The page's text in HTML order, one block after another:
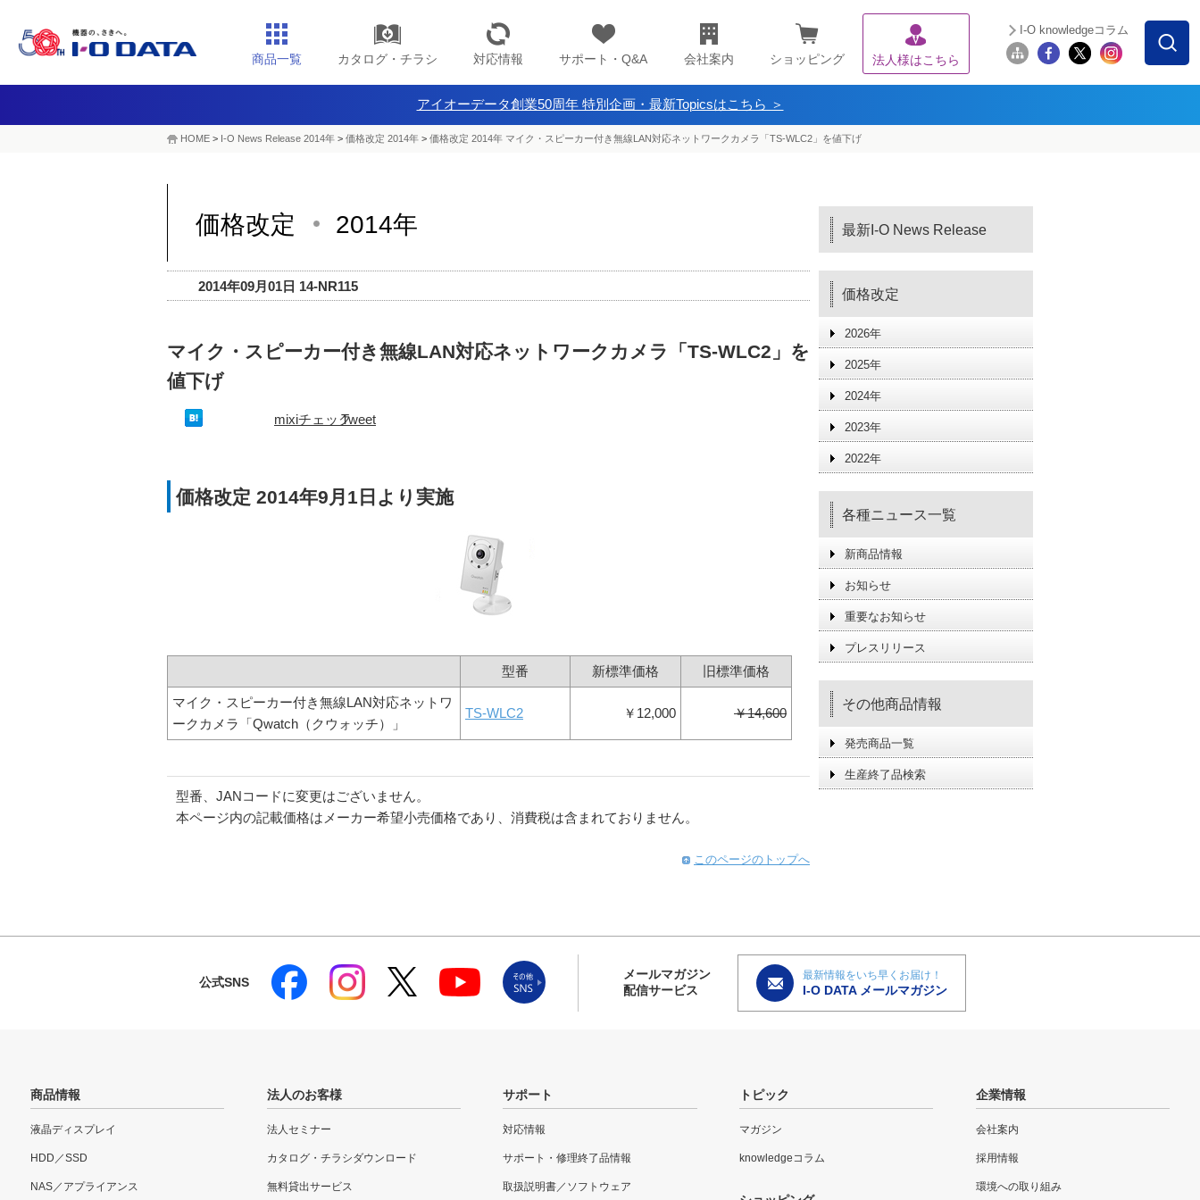
商品一覧 カタログ・チラシ 対応情報 サポート・Q&A 会社案内 ショッピング 法人様はこちら
I-O knowledgeコラム
アイオーデータ創業50周年 特別企画・最新Topicsはこちら ＞
HOME > I-O News Release 2014年 > 価格改定 2014年 > 価格改定 2014年 マイク・スピーカー付き無線LAN対応ネットワークカメラ「TS-WLC2」を値下げ
価格改定 2014年
2014年09月01日 14-NR115
マイク・スピーカー付き無線LAN対応ネットワークカメラ「TS-WLC2」を
値下げ
mixiチェックTweet
価格改定 2014年9月1日より実施
型番 新標準価格 旧標準価格
マイク・スピーカー付き無線LAN対応ネットワ
ークカメラ「Qwatch（クウォッチ）」
TS-WLC2 ￥12,000 ￥14,600
型番、JANコードに変更はございません。
本ページ内の記載価格はメーカー希望小売価格であり、消費税は含まれておりません。
このページのトップへ
最新I-O News Release
価格改定
2026年
2025年
2024年
2023年
2022年
各種ニュース一覧
新商品情報
お知らせ
重要なお知らせ
プレスリリース
その他商品情報
発売商品一覧
生産終了品検索
公式SNS
メールマガジン
配信サービス
最新情報をいち早くお届け！
I-O DATA メールマガジン
商品情報
液晶ディスプレイ
HDD／SSD
NAS／アプライアンス
法人のお客様
法人セミナー
カタログ・チラシダウンロード
無料貸出サービス
サポート
対応情報
サポート・修理終了品情報
取扱説明書／ソフトウェア
トピック
マガジン
knowledgeコラム
企業情報
会社案内
採用情報
環境への取り組み